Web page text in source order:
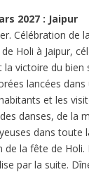
2027 : Jaipur
Célébration de
Holi à Jaipur,
la victoire du bien
lancées dans
et les
danses, de la
dans toute
de la fête de Holi.
par la suite.